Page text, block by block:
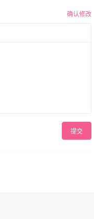
确认修改
提交